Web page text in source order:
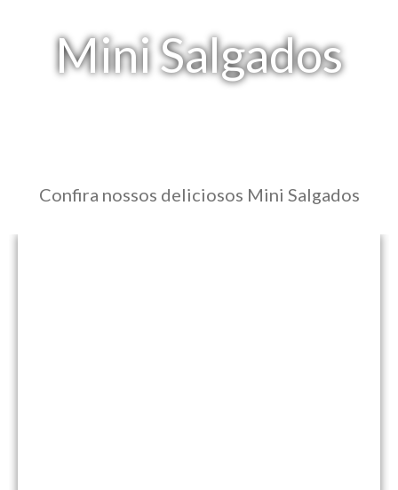
Mini Salgados
Confira nossos deliciosos Mini Salgados